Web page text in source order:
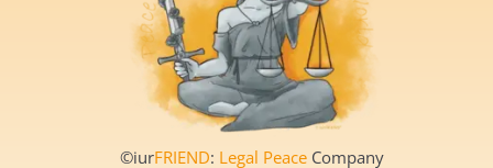
©iurFRIEND: Legal Peace Company